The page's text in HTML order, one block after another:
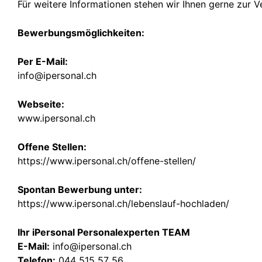
Für weitere Informationen stehen wir Ihnen gerne zur
Bewerbungsmöglichkeiten:
Per E-Mail:
info@ipersonal.ch
Webseite:
www.ipersonal.ch
Offene Stellen:
https://www.ipersonal.ch/offene-stellen/
Spontan Bewerbung unter:
https://www.ipersonal.ch/lebenslauf-hochladen/
Ihr iPersonal Personalexperten TEAM
E-Mail: info@ipersonal.ch